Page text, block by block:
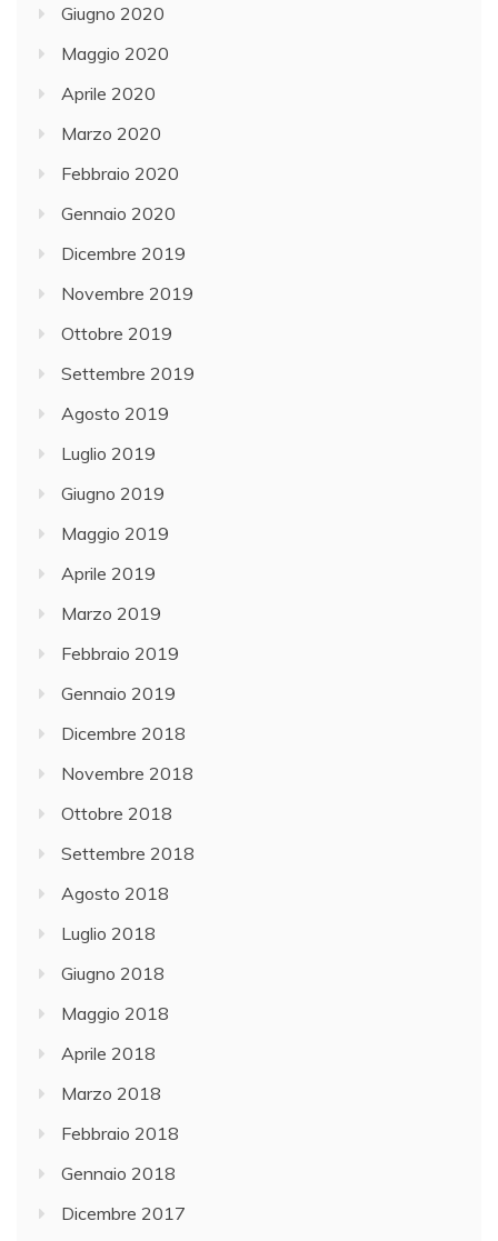
Giugno 2020
Maggio 2020
Aprile 2020
Marzo 2020
Febbraio 2020
Gennaio 2020
Dicembre 2019
Novembre 2019
Ottobre 2019
Settembre 2019
Agosto 2019
Luglio 2019
Giugno 2019
Maggio 2019
Aprile 2019
Marzo 2019
Febbraio 2019
Gennaio 2019
Dicembre 2018
Novembre 2018
Ottobre 2018
Settembre 2018
Agosto 2018
Luglio 2018
Giugno 2018
Maggio 2018
Aprile 2018
Marzo 2018
Febbraio 2018
Gennaio 2018
Dicembre 2017